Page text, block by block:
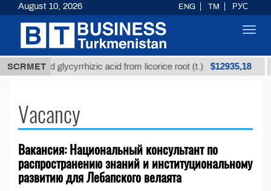
SCRMET
Unrefined glycyrrhizic acid from licorice root (t.) $12935,18
Vacancy
Вакансия: Национальный консультант по
распространению знаний и институциональному
развитию для Лебапского велаята
August 10, 2026 ENG TM РУС